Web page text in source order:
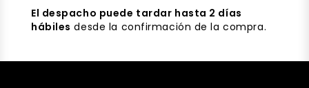
El despacho puede tardar hasta 2 días
hábiles desde la confirmación de la compra.